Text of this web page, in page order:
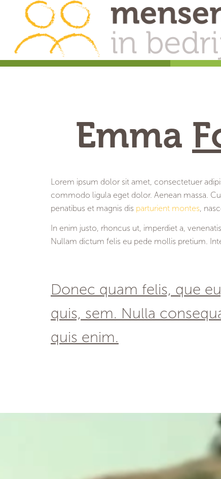
Emma
Lorem ipsum dolor sit amet, consectetuer
commodo ligula eget dolor. Aenean massa.
penatibus et magnis dis parturient montes ,
In enim justo, rhoncus ut, imperdiet a,
Nullam dictum felis eu pede mollis pretium.
Donec quam felis, que
quis, sem. Nulla
quis enim.